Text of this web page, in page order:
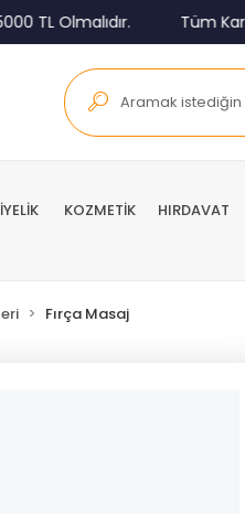
TL Olmalıdır. Tüm
KOZMETİK HIRDAVAT
Fırça Masaj